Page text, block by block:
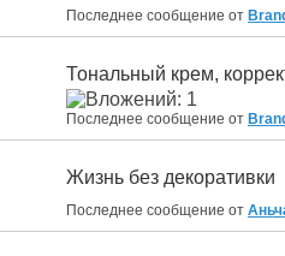
Последнее сообщение от
Тональный крем,
Последнее сообщение от
Жизнь без декоративки
Последнее сообщение от